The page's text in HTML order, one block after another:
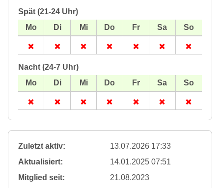
Spät (21-24 Uhr)
Nacht (24-7 Uhr)
Zuletzt aktiv:
13.07.2026 17:33
Aktualisiert:
14.01.2025 07:51
Mitglied seit:
21.08.2023